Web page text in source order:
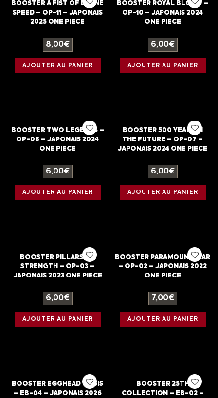
BOOSTER A FIST OF DIVINE
SPEED – OP-11 – JAPONAIS
2025 ONE PIECE
8,00€
AJOUTER AU PANIER
BOOSTER ROYAL BLOOD –
OP-10 – JAPONAIS 2024
ONE PIECE
6,00€
AJOUTER AU PANIER
BOOSTER TWO LEGENDS –
OP-08 – JAPONAIS 2024
ONE PIECE
6,00€
AJOUTER AU PANIER
BOOSTER 500 YEARS IN
THE FUTURE – OP-07 –
JAPONAIS 2024 ONE PIECE
6,00€
AJOUTER AU PANIER
BOOSTER PILLARS OF
STRENGTH – OP-03 –
JAPONAIS 2023 ONE PIECE
6,00€
AJOUTER AU PANIER
BOOSTER PARAMOUNT WAR
– OP-02 – JAPONAIS 2022
ONE PIECE
7,00€
AJOUTER AU PANIER
BOOSTER EGGHEAD CRISIS
– EB-04 – JAPONAIS 2026
BOOSTER 25TH
COLLECTION – EB-02 –